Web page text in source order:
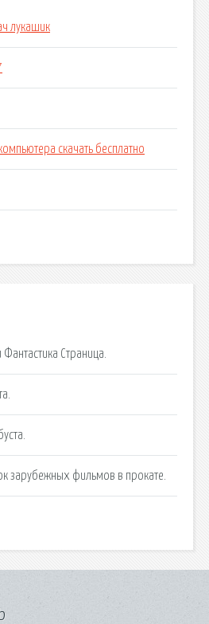
лукашик
скачать бесплатно
Страница.
зарубежных фильмов в прокате.